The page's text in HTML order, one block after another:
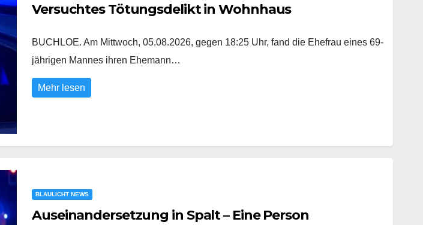
Versuchtes Tötungsdelikt in Wohnhaus
BUCHLOE. Am Mittwoch, 05.08.2026, gegen 18:25 Uhr, fand die Ehefrau eines 69-
jährigen Mannes ihren Ehemann…
Mehr lesen
BLAULICHT NEWS
Auseinandersetzung in Spalt – Eine Person